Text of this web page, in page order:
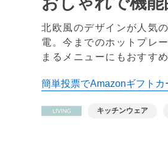
北欧風のデザインが人気
電。今までのホットプレ
まるメニューにもおすす
簡単投票でAmazonギフトカ
キッチンウェア